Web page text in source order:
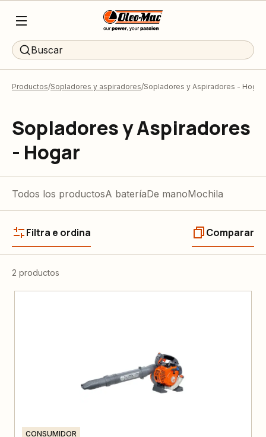
Buscar
Productos Sopladores y aspiradores Sopladores y Aspiradores - Hogar
Sopladores y Aspiradores
- Hogar
Todos los productosA bateríaDe manoMochila
Filtra e ordina Comparar
2 productos
CONSUMIDOR